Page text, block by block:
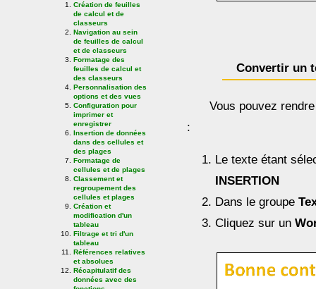
Création de feuilles
de calcul et de
classeurs
Navigation au sein
de feuilles de calcul
et de classeurs
Formatage des
feuilles de calcul et
des classeurs
Personnalisation des
options et des vues
Configuration pour
imprimer et
enregistrer
Insertion de données
dans des cellules et
des plages
Formatage de
cellules et de plages
Classement et
regroupement des
cellules et plages
Création et
modification d'un
tableau
Filtrage et tri d'un
tableau
Références relatives
et absolues
Récapitulatif des
données avec des
Convertir un
Vous pouvez
:
Le texte étant
INSERTION
Dans le groupe
Cliquez sur un